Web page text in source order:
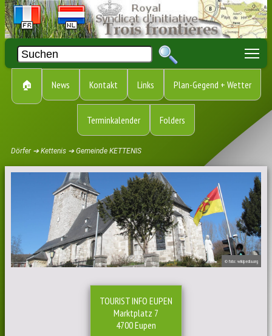
🏠 News Kontakt Links Plan-Gegend + Wetter
Terminkalender Folders
Dörfer ➔ Kettenis ➔ Gemeinde KETTENIS
TOURIST INFO EUPEN
Marktplatz 7
4700 Eupen
© foto: wikipedia.org